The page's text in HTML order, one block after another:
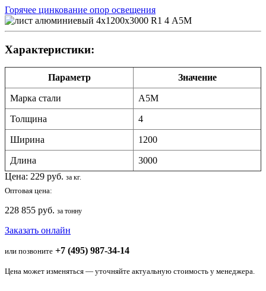
Горячее цинкование опор освещения
Характеристики:
Параметр Значение
Марка стали А5М
Толщина 4
Ширина 1200
Длина
3000
Цена: 229 руб. за кг.
Оптовая цена:
228 855 руб. за тонну
Заказать онлайн
или позвоните +7 (495) 987-34-14
Цена может изменяться — уточняйте актуальную стоимость у менеджера.